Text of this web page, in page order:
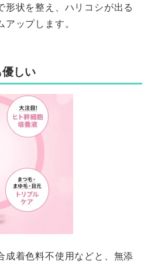
形状を整え、ハリコシが出る
アップします。
しい
成着色料不使用などと、無添